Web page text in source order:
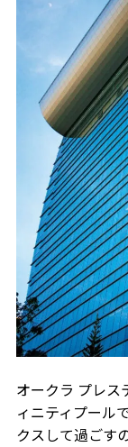
オークラ プレス
ィニティプール
クスして過ごす